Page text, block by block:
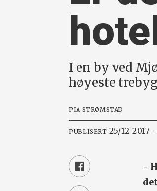
I en by ved
høyeste
PIA STRØMSTAD
PUBLISERT 25/12 2017
-